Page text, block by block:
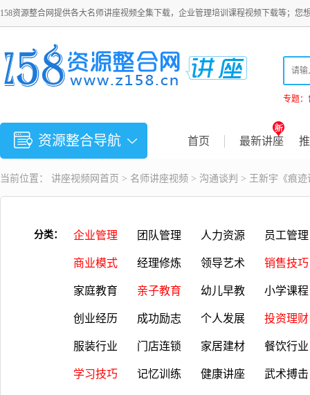
158资源整合网提供各大名师讲座视频全集下载，企业管理培训课程视频下载等；您
专题：
资源整合导航 首页 最新讲座
当前位置： 讲座视频 网首页 > 名师讲座视频 > 沟通谈判 > 王新宇《痕
分类： 企业管理 团队管理 人力资源 员工管理
商业模式 经理修炼 领导艺术 销售技巧
家庭教育 亲子教育 幼儿早教 小学课程
创业经历 成功励志 个人发展 投资理财
服装行业 门店连锁 家居建材 餐饮行业
学习技巧 记忆训练 健康讲座 武术搏击